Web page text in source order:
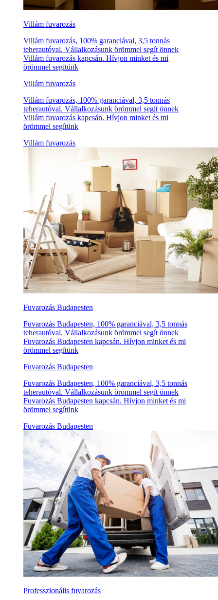
Villám fuvarozás
Villám fuvarozás, 100% garanciával, 3,5 tonnás
teherautóval. Vállalkozásunk örömmel segít önnek
Villám fuvarozás kapcsán. Hívjon minket és mi
örömmel segítünk
Villám fuvarozás
Villám fuvarozás, 100% garanciával, 3,5 tonnás
teherautóval. Vállalkozásunk örömmel segít önnek
Villám fuvarozás kapcsán. Hívjon minket és mi
örömmel segítünk
Villám fuvarozás
Fuvarozás Budapesten
Fuvarozás Budapesten, 100% garanciával, 3,5 tonnás
teherautóval. Vállalkozásunk örömmel segít önnek
Fuvarozás Budapesten kapcsán. Hívjon minket és mi
örömmel segítünk
Fuvarozás Budapesten
Fuvarozás Budapesten, 100% garanciával, 3,5 tonnás
teherautóval. Vállalkozásunk örömmel segít önnek
Fuvarozás Budapesten kapcsán. Hívjon minket és mi
örömmel segítünk
Fuvarozás Budapesten
Professzionális fuvarozás